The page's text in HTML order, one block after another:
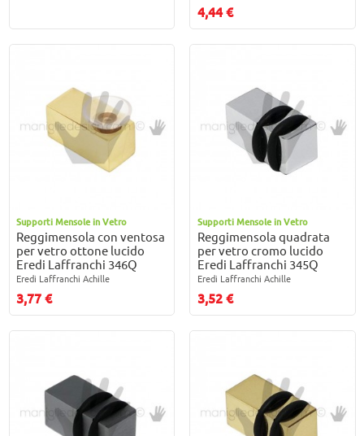
4,44 €
Supporti Mensole in Vetro
Reggimensola con ventosa
per vetro ottone lucido
Eredi Laffranchi 346Q
Eredi Laffranchi Achille
3,77 €
Supporti Mensole in Vetro
Reggimensola quadrata
per vetro cromo lucido
Eredi Laffranchi 345Q
Eredi Laffranchi Achille
3,52 €